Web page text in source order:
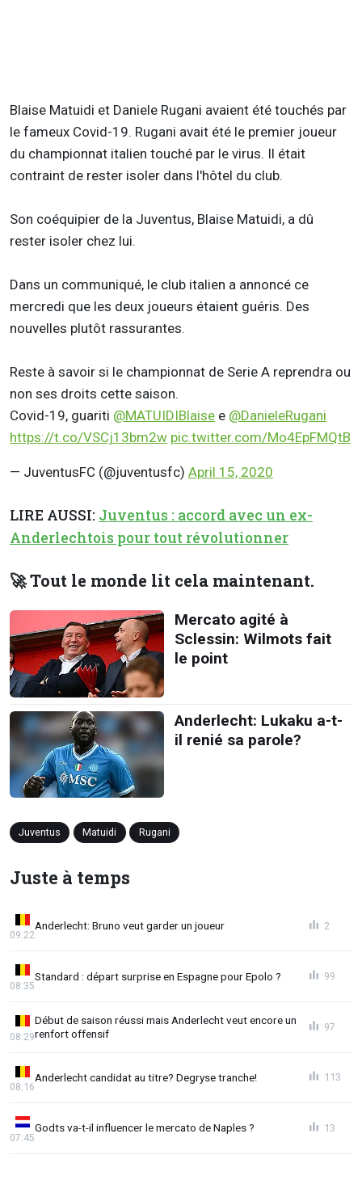
Blaise Matuidi et Daniele Rugani avaient été touchés par
le fameux Covid-19. Rugani avait été le premier joueur
du championnat italien touché par le virus. Il était
contraint de rester isoler dans l'hôtel du club.
Son coéquipier de la Juventus, Blaise Matuidi, a dû
rester isoler chez lui.
Dans un communiqué, le club italien a annoncé ce
mercredi que les deux joueurs étaient guéris. Des
nouvelles plutôt rassurantes.
Reste à savoir si le championnat de Serie A reprendra ou
non ses droits cette saison.
Covid-19, guariti @MATUIDIBlaise e @DanieleRugani
https://t.co/VSCj13bm2w pic.twitter.com/Mo4EpFMQtB
— JuventusFC (@juventusfc) April 15, 2020
LIRE AUSSI: Juventus : accord avec un ex-
Anderlechtois pour tout révolutionner
🚀 Tout le monde lit cela maintenant.
Mercato agité à
Sclessin: Wilmots fait
le point
Anderlecht: Lukaku a-t-
il renié sa parole?
Juventus Matuidi Rugani
Juste à temps
Anderlecht: Bruno veut garder un joueur
09:22
2
Standard : départ surprise en Espagne pour Epolo ?
08:35
99
Début de saison réussi mais Anderlecht veut encore un
renfort offensif
08:29
97
Anderlecht candidat au titre? Degryse tranche!
08:16
113
Godts va-t-il influencer le mercato de Naples ?
07:45
13